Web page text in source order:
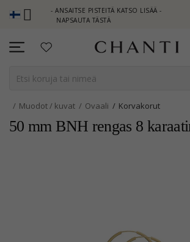
- ANSAITSE PISTEITÄ KATSO LISÄÄ -
NAPSAUTA TÄSTÄ
Muodot / kuvat Ovaali Korvakorut
50 mm BNH rengas 8